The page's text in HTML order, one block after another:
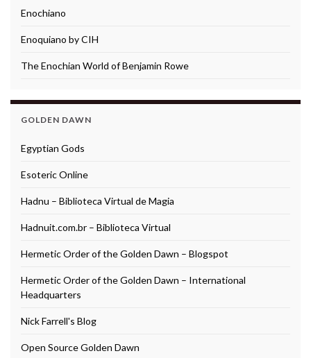
Enochiano
Enoquiano by CIH
The Enochian World of Benjamin Rowe
GOLDEN DAWN
Egyptian Gods
Esoteric Online
Hadnu – Biblioteca Virtual de Magia
Hadnuit.com.br – Biblioteca Virtual
Hermetic Order of the Golden Dawn – Blogspot
Hermetic Order of the Golden Dawn – International
Headquarters
Nick Farrell's Blog
Open Source Golden Dawn